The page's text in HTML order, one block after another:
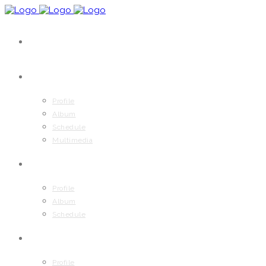
Profile
Album
Schedule
Multimedia
Profile
Album
Schedule
Profile